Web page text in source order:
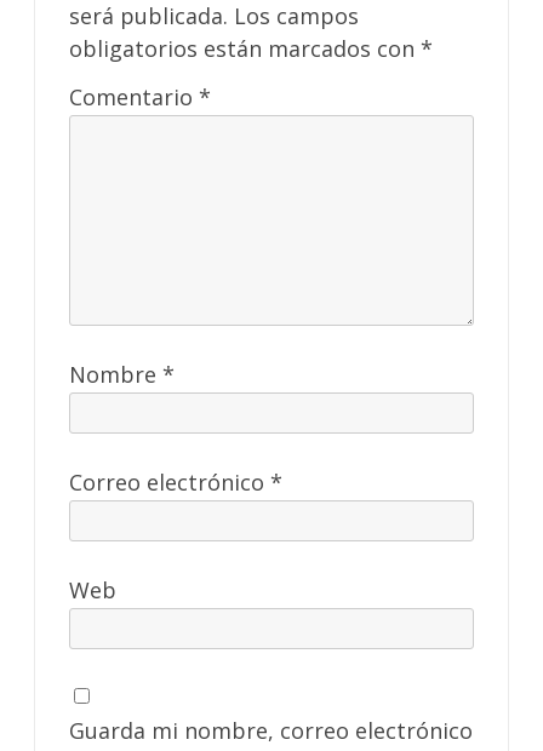
será publicada. Los campos
obligatorios están marcados con *
Comentario *
Nombre *
Correo electrónico *
Web
Guarda mi nombre, correo electrónico